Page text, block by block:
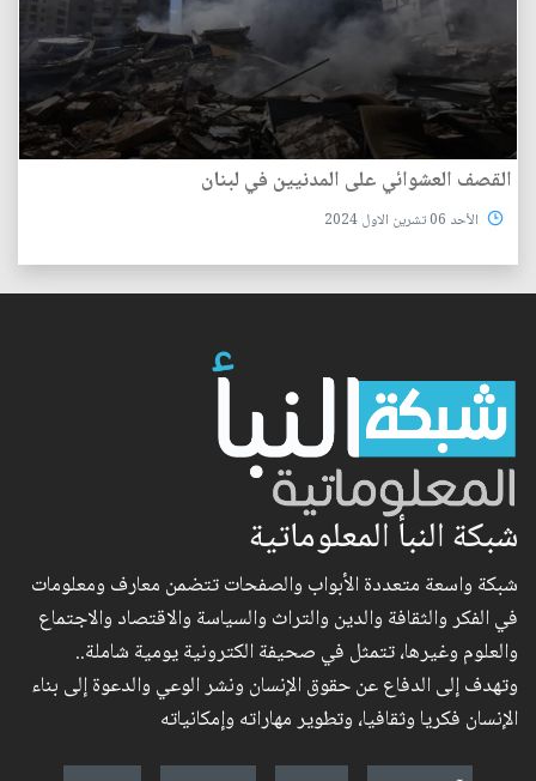
القصف العشوائي على المدنيين في لبنان
الأحد 06 تشرين الاول 2024
شبكة النبأ المعلوماتية
شبكة واسعة متعددة الأبواب والصفحات تتضمن معارف ومعلومات
في الفكر والثقافة والدين والتراث والسياسة والاقتصاد والاجتماع
والعلوم وغيرها، تتمثل في صحيفة الكترونية يومية شاملة..
وتهدف إلى الدفاع عن حقوق الإنسان ونشر الوعي والدعوة إلى بناء
الإنسان فكريا وثقافيا، وتطوير مهاراته وإمكانياته